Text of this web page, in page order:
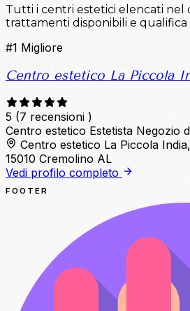
Tutti i centri estetici elencati nel
trattamenti disponibili e qualifica
#1 Migliore
Centro estetico La Piccola
5 (7 recensioni )
Centro estetico Estetista Negozio
Centro estetico La Piccola
15010 Cremolino AL
Vedi profilo completo
FOOTER